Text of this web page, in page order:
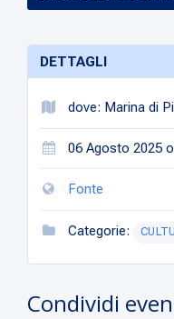
DETTAGLI
dove: Marina di
06 Agosto 2025
Fonte
Categorie:
Condividi